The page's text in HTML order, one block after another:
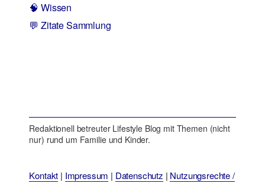
🧠 Wissen
💬 Zitate Sammlung
Redaktionell betreuter Lifestyle Blog mit Themen (nicht
nur) rund um Familie und Kinder.
Kontakt | Impressum | Datenschutz | Nutzungsrechte /